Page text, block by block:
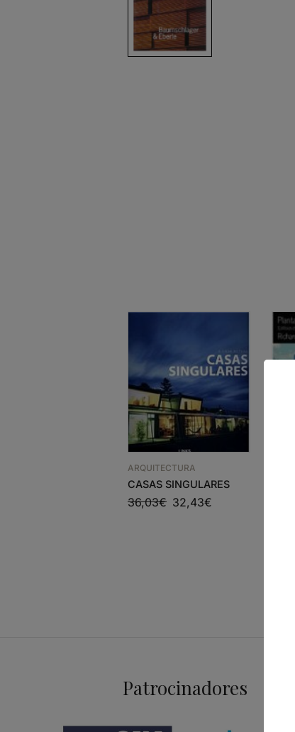
ARQUITECTURA
CASAS SINGULARES
36,03€ 32,43€
Patrocinadores